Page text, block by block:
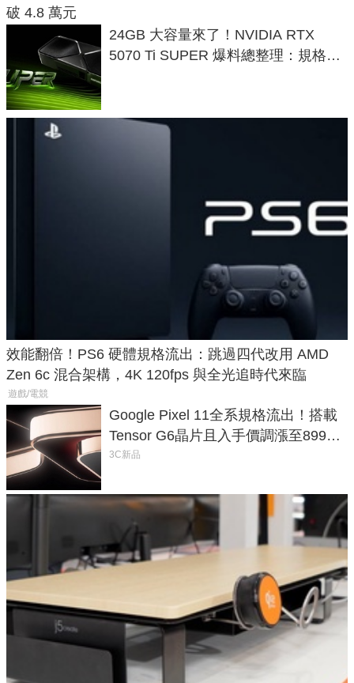
破 4.8 萬元
24GB 大容量來了！NVIDIA RTX
5070 Ti SUPER 爆料總整理：規格、
效能翻倍！PS6 硬體規格流出：跳過四代改用 AMD
Zen 6c 混合架構，4K 120fps 與全光追時代來臨
遊戲/電競
Google Pixel 11全系規格流出！搭載
Tensor G6晶片且入手價調漲至899美
元
3C新品